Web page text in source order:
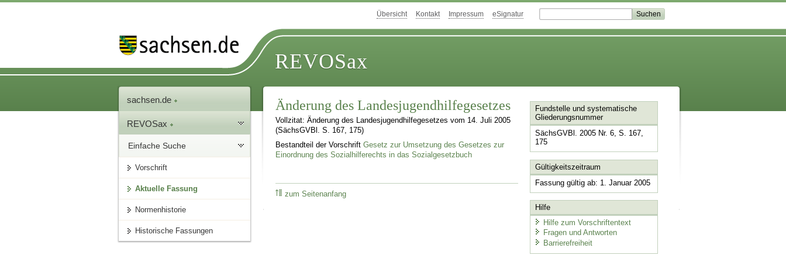
Übersicht Kontakt Impressum eSignatur
REVOSax
sachsen.de
REVOSax
Einfache Suche
Vorschrift
Aktuelle Fassung
Normenhistorie
Historische Fassungen
Änderung des Landesjugendhilfegesetzes
Vollzitat: Änderung des Landesjugendhilfegesetzes vom 14. Juli 2005
(SächsGVBl. S. 167, 175)
Bestandteil der VorschriftGesetz zur Umsetzung des Gesetzes zur
Einordnung des Sozialhilferechts in das Sozialgesetzbuch
zum Seitenanfang
Fundstelle und systematische
Gliederungsnummer
SächsGVBl. 2005 Nr. 6, S. 167,
175
Gültigkeitszeitraum
Fassung gültig ab: 1. Januar 2005
Hilfe
Hilfe zum Vorschriftentext
Fragen und Antworten
Barrierefreiheit